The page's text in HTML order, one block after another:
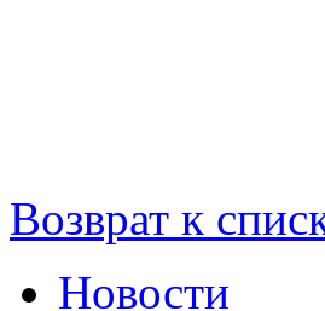
Возврат к
Новости